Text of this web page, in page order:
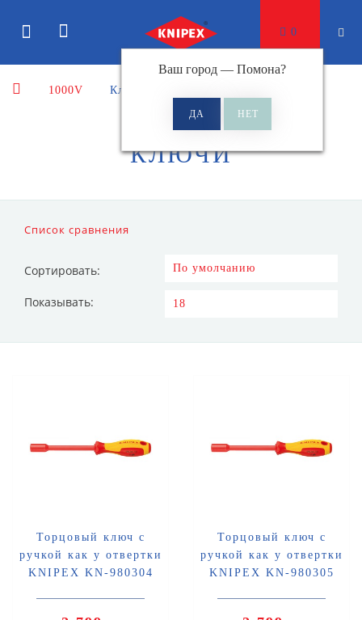
Ваш город — Помона?
0
1000V Ключи
КЛЮЧИ
Список сравнения
Сортировать:
Показывать:
Торцовый ключ с
ручкой как у отвертки
KNIPEX KN-980304
Торцовый ключ с
ручкой как у отвертки
KNIPEX KN-980305